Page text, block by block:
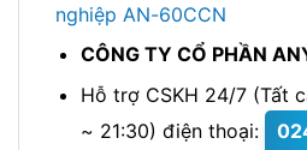
nghiệp AN-60CCN
CÔNG TY CỔ PHẦN
Hỗ trợ CSKH 24/7 (Tất
~ 21:30) điện thoại: